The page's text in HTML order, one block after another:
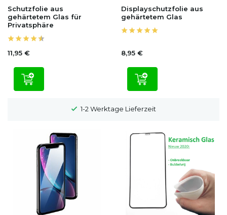
Schutzfolie aus
gehärtetem Glas für
Privatsphäre
11,95 €
Displayschutzfolie aus
gehärtetem Glas
8,95 €
1-2 Werktage Lieferzeit